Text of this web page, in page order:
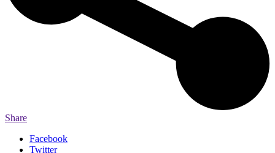
Share
Facebook
Twitter